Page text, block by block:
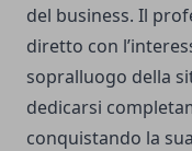
del business. Il
diretto con
sopralluogo della
dedicarsi
conquistando la